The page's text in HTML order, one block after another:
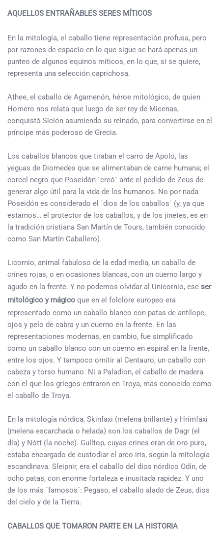
AQUELLOS ENTRAÑABLES SERES MÍTICOS
En la mitología, el caballo tiene representación profusa, pero
por razones de espacio en lo que sigue se hará apenas un
punteo de algunos equinos míticos, en lo que, si se quiere,
representa una selección caprichosa.
Athee, el caballo de Agamenón, héroe mitológico, de quien
Homero nos relata que luego de ser rey de Micenas,
conquistó Sición asumiendo su reinado, para convertirse en el
príncipe más poderoso de Grecia.
Los caballos blancos que tiraban el carro de Apolo, las
yeguas de Diomedes que se alimentaban de carne humana; el
corcel negro que Poseidón ´creó´ ante el pedido de Zeus de
generar algo útil para la vida de los humanos. No por nada
Poseidón es considerado el ´dios de los caballos´ (y, ya que
estamos… el protector de los caballos, y de los jinetes, es en
la tradición cristiana San Martín de Tours, también conocido
como San Martín Caballero).
Licornio, animal fabuloso de la edad media, un caballo de
crines rojas, o en ocasiones blancas, con un cuerno largo y
agudo en la frente. Y no podemos olvidar al Unicornio, ese ser
mitológico y mágico que en el folclore europeo era
representado como un caballo blanco con patas de antílope,
ojos y pelo de cabra y un cuerno en la frente. En las
representaciones modernas, en cambio, fue simplificado
como un caballo blanco con un cuerno en espiral en la frente,
entre los ojos. Y tampoco omitir al Centauro, un caballo con
cabeza y torso humano. Ni a Paladion, el caballo de madera
con el que los griegos entraron en Troya, más conocido como
el caballo de Troya.
En la mitología nórdica, Skinfaxi (melena brillante) y Hrímfaxi
(melena escarchada o helada) son los caballos de Dagr (el
día) y Nótt (la noche). Gulltop, cuyas crines eran de oro puro,
estaba encargado de custodiar el arco iris, según la mitología
escandinava. Sleipnir, era el caballo del dios nórdico Odín, de
ocho patas, con enorme fortaleza e inusitada rapidez. Y uno
de los más ´famosos´: Pegaso, el caballo alado de Zeus, dios
del cielo y de la Tierra.
CABALLOS QUE TOMARON PARTE EN LA HISTORIA